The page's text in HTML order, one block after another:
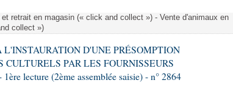
retrait en magasin (« click and collect ») - Vente d'animaux en
collect »)
L'INSTAURATION D'UNE PRÉSOMPTION
PAR LES FOURNISSEURS
lecture (2ème assemblée saisie) - n° 2864